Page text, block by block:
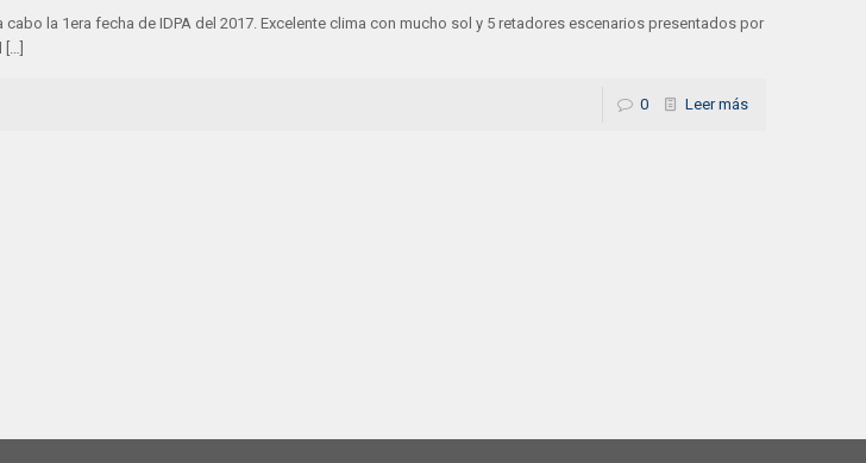
cabo la 1era fecha de IDPA del 2017. Excelente clima con mucho sol y 5 retadores escenarios presentados por
[…]
0 Leer más